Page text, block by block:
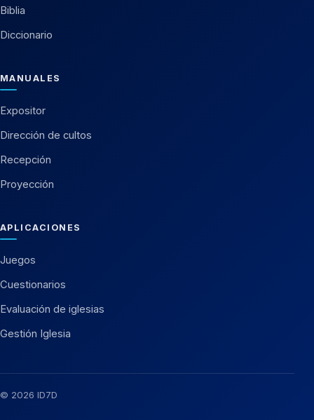
Biblia
Diccionario
MANUALES
Expositor
Dirección de cultos
Recepción
Proyección
APLICACIONES
Juegos
Cuestionarios
Evaluación de iglesias
Gestión Iglesia
© 2026 ID7D